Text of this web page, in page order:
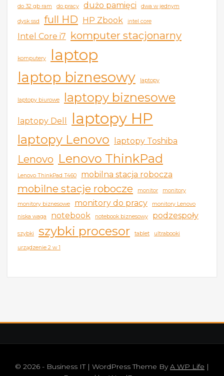
do 32 gb ram
do pracy dużo pamięci dwa w jednym
dysk ssd full HD HP Zbook intel core
Intel Core i7 komputer stacjonarny
komputery laptop
laptop biznesowy laptopy
laptopy biurowe laptopy biznesowe
laptopy Dell laptopy HP
laptopy Lenovo laptopy Toshiba
Lenovo Lenovo ThinkPad
Lenovo ThinkPad T460 mobilna stacja robocza
mobilne stacje robocze monitor monitory
monitory biznesowe monitory do pracy
monitory Lenovo
niska waga
notebook notebook biznesowy podzespoły
szybki szybki procesor tablet ultrabooki
urządzenie 2 w 1
© 2026 - Business IT | WordPress Theme ByA WP Life |